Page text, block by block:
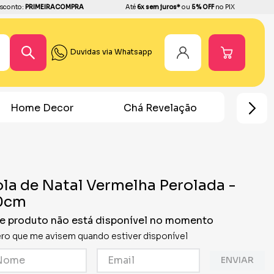
PRIMEIRACOMPRA Até6x sem juros*ou 5% OFFno PIX
Duvidas via Whatsapp
Home Decor Chá Revelação Festa
de Natal Vermelha Perolada -
produto não está disponível no momento
que me avisem quando estiver disponível
ENVIAR